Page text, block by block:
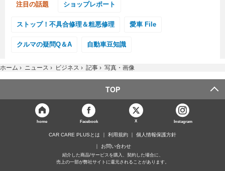
注目の話題 ショップレポート
ストップ！不具合修理＆粗悪修理 愛車 File
クルマの疑問Q＆A 自動車豆知識
ホーム › ニュース › ビジネス › 記事 › 写真・画像
TOP
home Facebook X Instagram
CAR CARE PLUSとは 利用規約 個人情報保護方針
お問い合わせ
紹介した商品/サービスを購入、契約した場合に、
売上の一部が弊社サイトに還元されることがあります。